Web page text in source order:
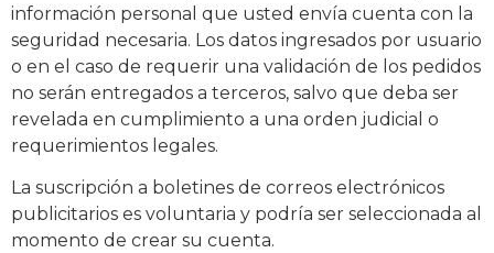
información personal que usted envía cuenta con la
seguridad necesaria. Los datos ingresados por usuario
o en el caso de requerir una validación de los pedidos
no serán entregados a terceros, salvo que deba ser
revelada en cumplimiento a una orden judicial o
requerimientos legales.
La suscripción a boletines de correos electrónicos
publicitarios es voluntaria y podría ser seleccionada al
momento de crear su cuenta.